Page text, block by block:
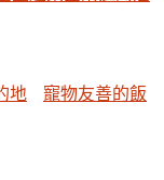
地
寵物友善的飯